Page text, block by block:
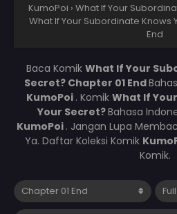
KumoPoi › What If Your
What If Your Subordinate Knows
End
Baca Komik What If Your
Secret? Chapter 01 End
KumoPoi . Komik What If
Your Secret?Bahasa
KumoPoi . Jangan Lupa
Ya. Daftar Koleksi Komik
Komik.